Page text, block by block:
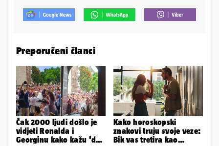
Preporučeni članci
Čak 2000 ljudi došlo je
vidjeti Ronalda i
Georginu kako kažu 'da'.
Kako horoskopski
znakovi truju svoje veze:
Bik vas tretira kao